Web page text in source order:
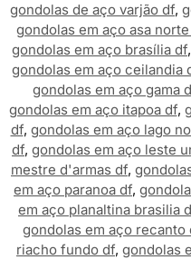
gondolas de aço varjão df,
gondolas em aço asa
gondolas em aço brasília df,
gondolas em aço ceilandia
gondolas em aço gama
gondolas em aço itapoa df,
df, gondolas em aço lago
df, gondolas em aço leste
mestre d'armas df,
em aço paranoa df,
em aço planaltina brasilia
gondolas em aço recanto
riacho fundo df, gondolas